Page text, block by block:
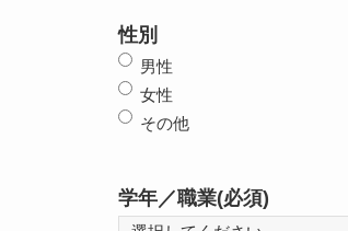
性別
男性
女性
その他
学年／職業(必須)